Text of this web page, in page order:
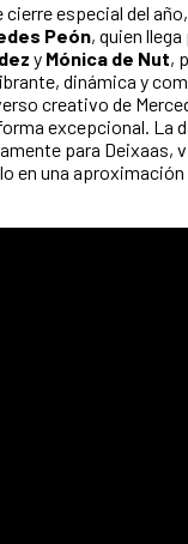
especial del
Peón, quien
y Mónica de Nut,
dinámica y
creativo de
excepcional. La
para Deixaas,
en una